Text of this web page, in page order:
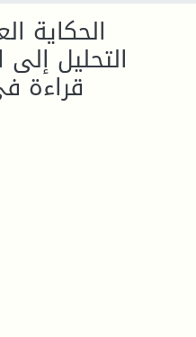
الحكاية
التحليل إلى
قراءة